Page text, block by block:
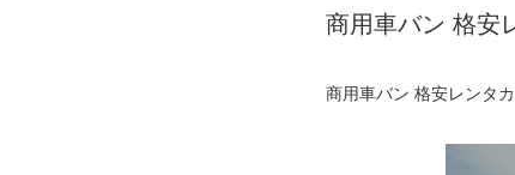
商用車バン 格安
商用車バン 格安レンタ